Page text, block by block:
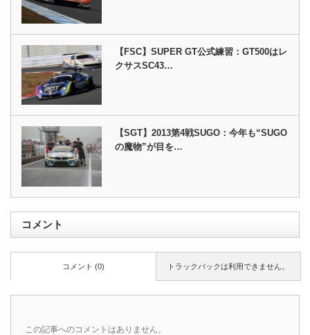
【FSC】SUPER GT公式練習：GT500はレ
クサスSC43…
【SGT】2013第4戦SUGO：今年も“SUGO
の魔物”が目を…
コメント
トラックバックは利用できません。
コメント (0)
この記事へのコメントはありません。